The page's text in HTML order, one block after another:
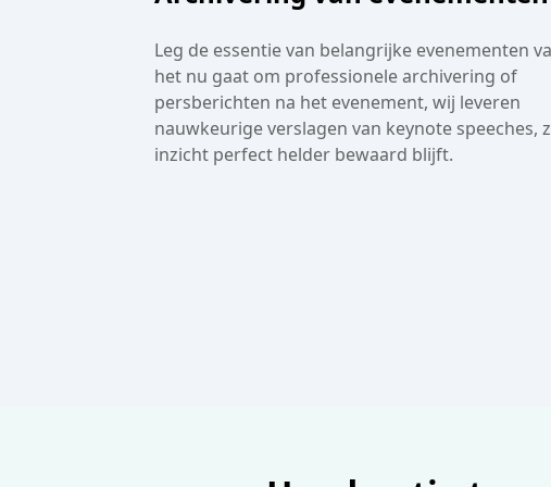
Leg de essentie van belangrijke evenementen
het nu gaat om professionele archivering of
persberichten na het evenement, wij leveren
nauwkeurige verslagen van keynote speeches,
inzicht perfect helder bewaard blijft.